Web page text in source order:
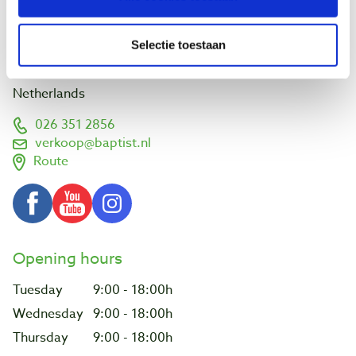
Selectie toestaan
Visit us
6826 TN Arnhem
Netherlands
026 351 2856
verkoop@baptist.nl
Route
Opening hours
Tuesday
9:00 - 18:00h
Wednesday 9:00 - 18:00h
Thursday
9:00 - 18:00h